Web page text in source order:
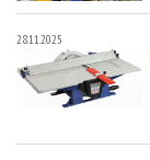
28.11.2025